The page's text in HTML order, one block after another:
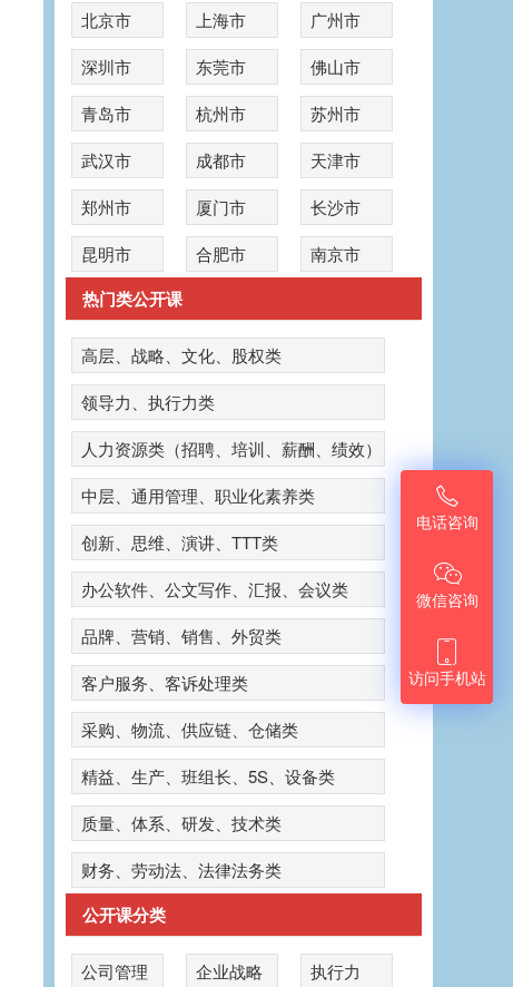
北京市 上海市
广州市
深圳市
东莞市
佛山市
青岛市
杭州市
苏州市
武汉市
成都市
天津市
郑州市
厦门市
长沙市
昆明市
合肥市 南京市
热门类公开课
高层、战略、文化、股权类
领导力、执行力类
人力资源类（招聘、培训、薪酬、绩效）
中层、通用管理、职业化素养类
创新、思维、演讲、TTT类
办公软件、公文写作、汇报、会议类
品牌、营销、销售、外贸类
客户服务、客诉处理类
采购、物流、供应链、仓储类
精益、生产、班组长、5S、设备类
质量、体系、研发、技术类
财务、劳动法、法律法务类
公开课分类
公司管理 企业战略
执行力

电话咨询

微信咨询

访问手机站